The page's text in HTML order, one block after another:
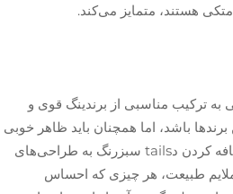
هستند، متمایز می‌کند.
ترکیب مناسبی از برندینگ قوی و
باشد، اما همچنان باید ظاهر خوبی
داشته باشند و قابل تشخیص بمانند. بسیاری از برندهای موفق در این زمینه با اضافه کردن دtails سبزرنگ به طراحی‌های
طبیعت، هر چیزی که احساس